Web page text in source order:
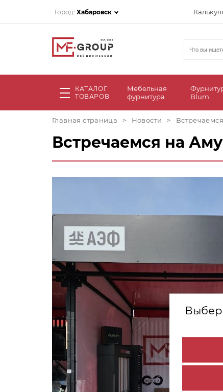
Город: Хабаровск
КАТАЛОГ
ТОВАРОВ
Мебельная
фурнитура
Blum
Главная страница > Новости >
Встречаемся на